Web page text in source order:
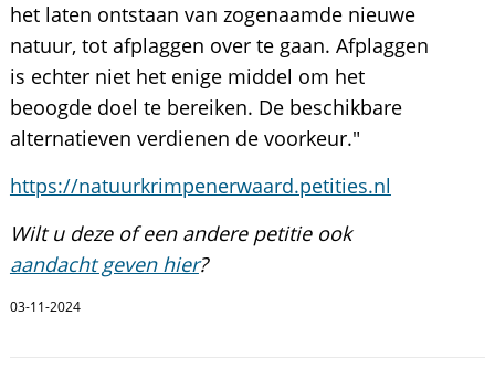
het laten ontstaan van zogenaamde nieuwe
natuur, tot afplaggen over te gaan. Afplaggen
is echter niet het enige middel om het
beoogde doel te bereiken. De beschikbare
alternatieven verdienen de voorkeur."
https://natuurkrimpenerwaard.petities.nl
Wilt u deze of een andere petitie ook
aandacht geven hier?
03-11-2024